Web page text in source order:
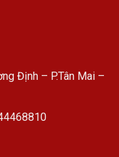
Định – P.Tân Mai –